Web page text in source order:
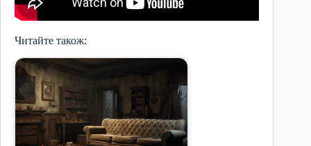
Читайте також: